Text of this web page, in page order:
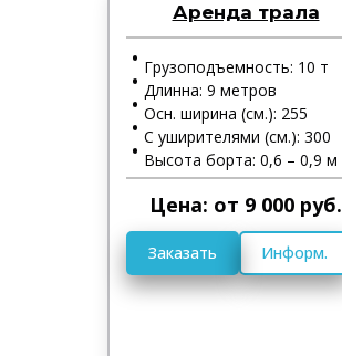
Аренда трала
Грузоподъемность: 10 т
Длинна: 9 метров
Осн. ширина (см.): 255
С уширителями (см.): 300
Высота борта: 0,6 – 0,9 м
Цена: от 9 000 руб.
Заказать Информ.